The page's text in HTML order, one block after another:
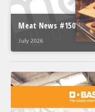
Meat News #150
July 2026